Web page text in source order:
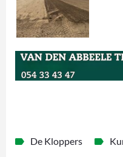
De Kloppers